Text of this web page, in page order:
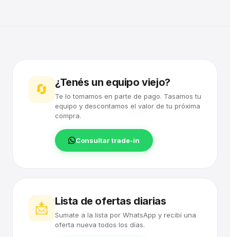
🔄 ¿Tenés un equipo viejo?
Te lo tomamos en parte de pago. Tasamos tu
equipo y descontamos el valor de tu próxima
compra.
Consultar trade-in
📩 Lista de ofertas diarias
Sumate a la lista por WhatsApp y recibí una
oferta nueva todos los días.